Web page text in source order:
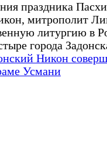
праздника
митрополит
литургию в
города
Никон
Усмани